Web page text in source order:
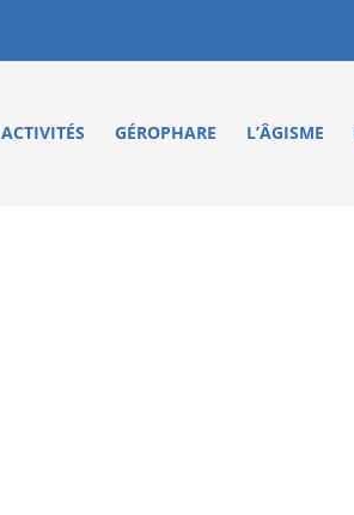
ACTIVITÉS GÉROPHARE L’ÂGISME